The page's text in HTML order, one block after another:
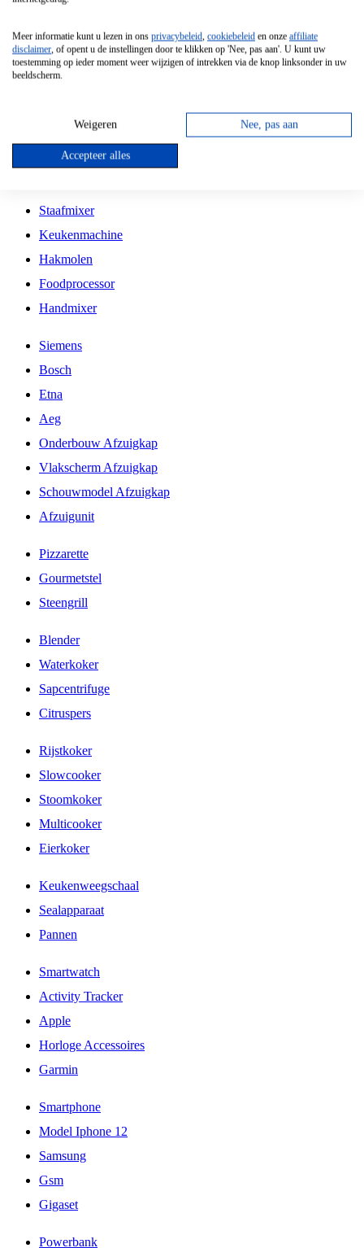
Vrijstaande Magnetron
Vrijstaande Kookplaat
Inbouw Gaskookplaat
Inbouw Keramische Kookplaat
Kookplaat Accessoires
Staafmixer
Keukenmachine
Hakmolen
Foodprocessor
Handmixer
Siemens
Bosch
Etna
Aeg
Onderbouw Afzuigkap
Vlakscherm Afzuigkap
Schouwmodel Afzuigkap
Afzuigunit
Pizzarette
Gourmetstel
Steengrill
Blender
Waterkoker
Sapcentrifuge
Citruspers
Rijstkoker
Slowcooker
Stoomkoker
Multicooker
Eierkoker
Keukenweegschaal
Sealapparaat
Pannen
Smartwatch
Activity Tracker
Apple
Horloge Accessoires
Garmin
Smartphone
Model Iphone 12
Samsung
Gsm
Gigaset
Powerbank
Meer informatie kunt u lezen in ons privacybeleid, cookiebeleid en onze affiliate
disclaimer, of opent u de instellingen door te klikken op 'Nee, pas aan'. U kunt uw
toestemming op ieder moment weer wijzigen of intrekken via de knop linksonder in uw
beeldscherm.
Weigeren Nee, pas aan
Accepteer alles